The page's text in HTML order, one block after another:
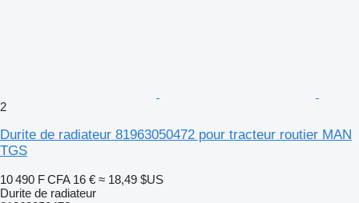
2
Durite de radiateur 81963050472 pour tracteur routier MAN
TGS
10 490 F CFA 16 € ≈ 18,49 $US
Durite de radiateur